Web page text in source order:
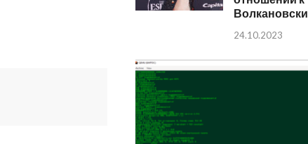
Волкановски
24.10.2023